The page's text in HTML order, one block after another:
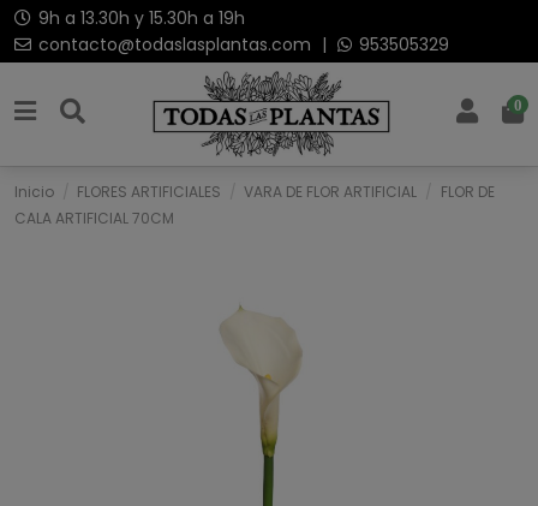
9h a 13.30h y 15.30h a 19h
contacto@todaslasplantas.com | 953505329
0
Inicio FLORES ARTIFICIALES VARA DE FLOR ARTIFICIAL
FLOR DE
CALA ARTIFICIAL 70CM